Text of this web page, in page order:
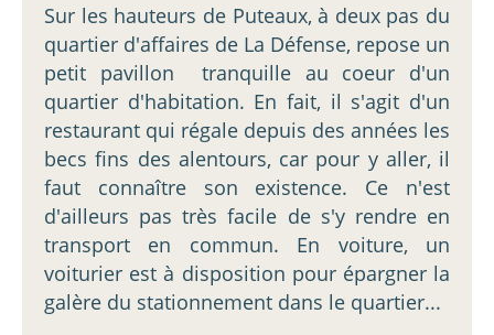
Sur les hauteurs de Puteaux, à deux pas du
quartier d'affaires de La Défense, repose un
petit pavillon tranquille au coeur d'un
quartier d'habitation. En fait, il s'agit d'un
restaurant qui régale depuis des années les
becs fins des alentours, car pour y aller, il
faut connaître son existence. Ce n'est
d'ailleurs pas très facile de s'y rendre en
transport en commun. En voiture, un
voiturier est à disposition pour épargner la
galère du stationnement dans le quartier...